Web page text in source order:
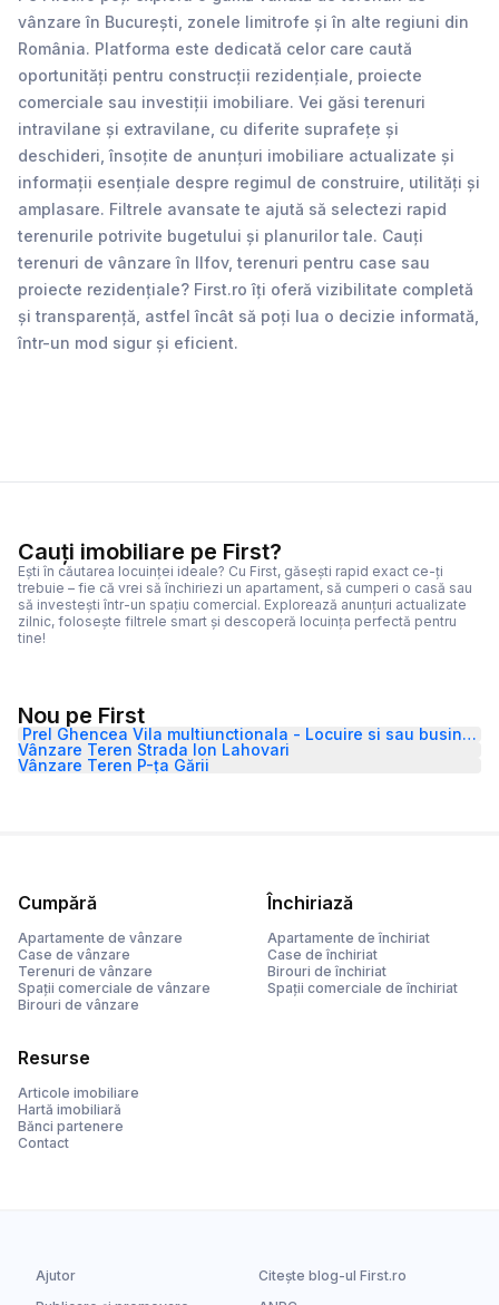
vânzare în București, zonele limitrofe și în alte regiuni din
România. Platforma este dedicată celor care caută
oportunități pentru construcții rezidențiale, proiecte
comerciale sau investiții imobiliare. Vei găsi terenuri
intravilane și extravilane, cu diferite suprafețe și
deschideri, însoțite de anunțuri imobiliare actualizate și
informații esențiale despre regimul de construire, utilități și
amplasare. Filtrele avansate te ajută să selectezi rapid
terenurile potrivite bugetului și planurilor tale. Cauți
terenuri de vânzare în Ilfov, terenuri pentru case sau
proiecte rezidențiale? First.ro îți oferă vizibilitate completă
și transparență, astfel încât să poți lua o decizie informată,
într-un mod sigur și eficient.
Cauți imobiliare pe First?
Ești în căutarea locuinței ideale? Cu First, găsești rapid exact ce-ți
trebuie – fie că vrei să închiriezi un apartament, să cumperi o casă sau
să investești într-un spațiu comercial. Explorează anunțuri actualizate
zilnic, folosește filtrele smart și descoperă locuința perfectă pentru
tine!
Nou pe First
Prel Ghencea Vila multiunctionala - Locuire si sau business
Vânzare Teren Strada Ion Lahovari
Vânzare Teren P-ța Gării
Cumpără
Apartamente de vânzare
Case de vânzare
Terenuri de vânzare
Spații comerciale de vânzare
Birouri de vânzare
Închiriază
Apartamente de închiriat
Case de închiriat
Birouri de închiriat
Spații comerciale de închiriat
Resurse
Articole imobiliare
Hartă imobiliară
Bănci partenere
Contact
Ajutor
Citește blog-ul First.ro